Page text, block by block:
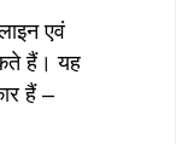
एवं
हैं। यह
हैं –